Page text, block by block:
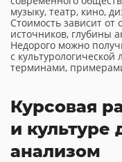
музыку, театр, кино,
Стоимость зависит от
источников, глубины
Недорого можно
с культурологической
терминами,
Курсовая
и культуре
анализом